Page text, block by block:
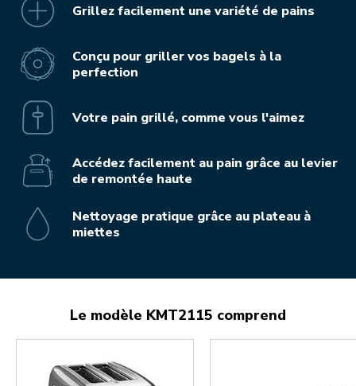
Grillez facilement une variété de pains
Conçu pour griller vos bagels à la
perfection
Votre pain grillé, comme vous l'aimez
Accédez facilement au pain grâce au levier
de remontée haute
Nettoyage pratique grâce au plateau à
miettes
Le modèle KMT2115 comprend